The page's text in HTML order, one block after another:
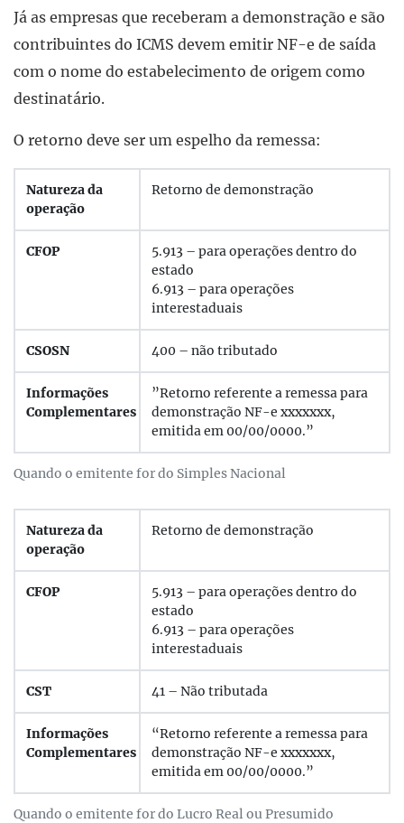
Já as empresas que receberam a demonstração e são
contribuintes do ICMS devem emitir NF-e de saída
com o nome do estabelecimento de origem como
destinatário.
O retorno deve ser um espelho da remessa:
Quando o emitente for do Simples Nacional
Natureza da
operação
Retorno de demonstração
CFOP
5.913 – para operações dentro do
estado
6.913 – para operações
interestaduais
CSOSN 400 – não tributado
Informações
Complementares
”Retorno referente a remessa para
demonstração NF-e xxxxxxx,
emitida em 00/00/0000.”
Quando o emitente for do Lucro Real ou Presumido
Natureza da
operação
Retorno de demonstração
CFOP
5.913 – para operações dentro do
estado
6.913 – para operações
interestaduais
CST 41 – Não tributada
Informações
Complementares
“Retorno referente a remessa para
demonstração NF-e xxxxxxx,
emitida em 00/00/0000.”